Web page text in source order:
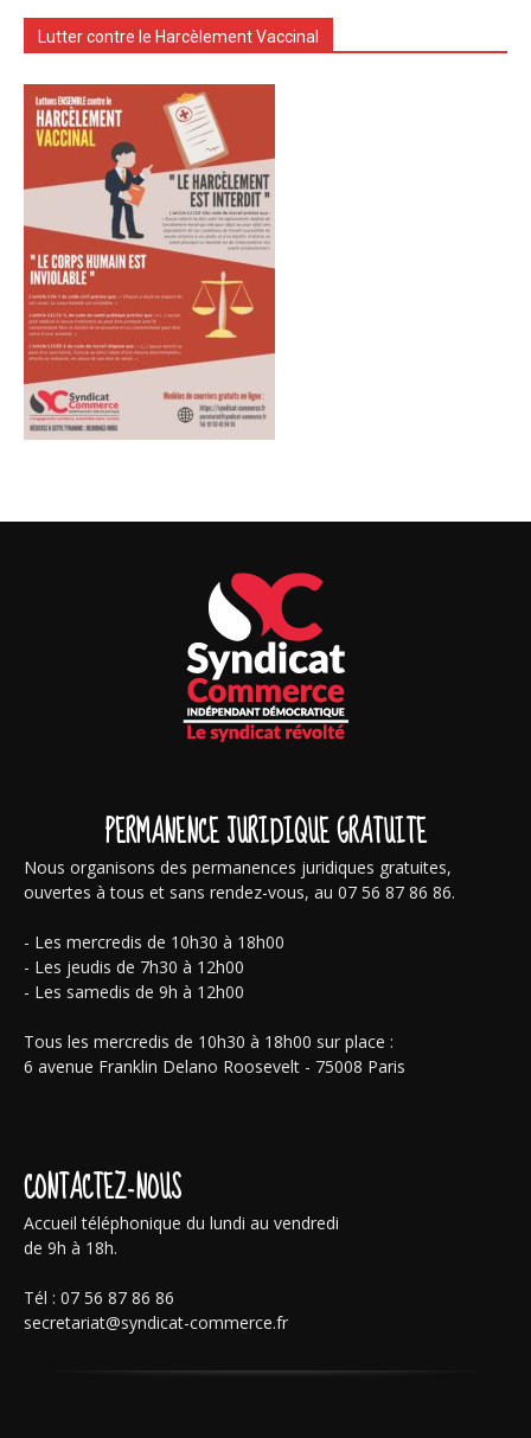
Lutter contre le Harcèlement Vaccinal
PERMANENCE JURIDIQUE GRATUITE
Nous organisons des permanences juridiques gratuites,
ouvertes à tous et sans rendez-vous, au 07 56 87 86 86.
- Les mercredis de 10h30 à 18h00
- Les jeudis de 7h30 à 12h00
- Les samedis de 9h à 12h00
Tous les mercredis de 10h30 à 18h00 sur place :
6 avenue Franklin Delano Roosevelt - 75008 Paris
CONTACTEZ-NOUS
Accueil téléphonique du lundi au vendredi
de 9h à 18h.
Tél : 07 56 87 86 86
secretariat@syndicat-commerce.fr